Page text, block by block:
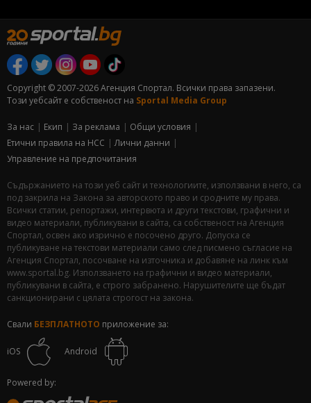
Copyright © 2007-2026 Агенция Спортал. Всички права запазени.
Този уебсайт е собственост на Sportal Media Group
За нас Екип За рекламa
Общи условия
Етични правила на НСС
Лични данни
Управление на предпочитания
Съдържанието на този уеб сайт и технологиите, използвани в него, са
под закрила на Закона за авторското право и сродните му права.
Всички статии, репортажи, интервюта и други текстови, графични и
видео материали, публикувани в сайта, са собственост на Агенция
Спортал, освен ако изрично е посочено друго. Допуска се
публикуване на текстови материали само след писмено съгласие на
Агенция Спортал, посочване на източника и добавяне на линк към
www.sportal.bg. Използването на графични и видео материали,
публикувани в сайта, е строго забранено. Нарушителите ще бъдат
санкционирани с цялата строгост на закона.
Свали БЕЗПЛАТНОТО приложение за:
iOS Android
Powered by: